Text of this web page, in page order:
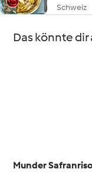
Schweiz
Das könnte
Munder